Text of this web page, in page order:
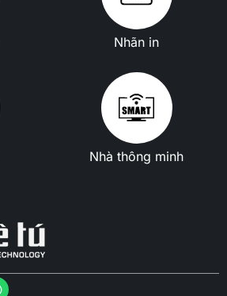
Nhãn in
Nhà thông minh